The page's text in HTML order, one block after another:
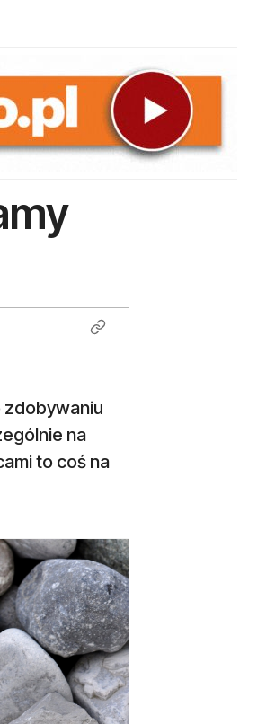
zdobywaniu
na
to coś na